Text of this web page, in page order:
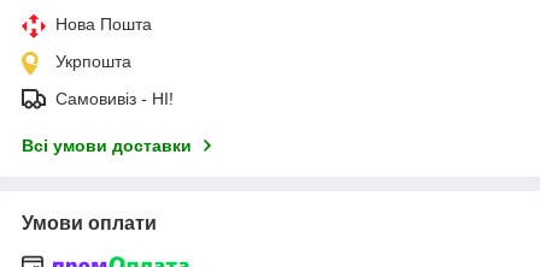
Нова Пошта
Укрпошта
Самовивіз - НІ!
Всі умови доставки
Умови оплати